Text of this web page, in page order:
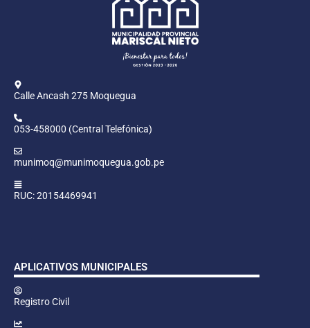
Calle Ancash 275 Moquegua
053-458000 (Central Telefónica)
munimoq@munimoquegua.gob.pe
RUC: 20154469941
APLICATIVOS MUNICIPALES
Registro Civil